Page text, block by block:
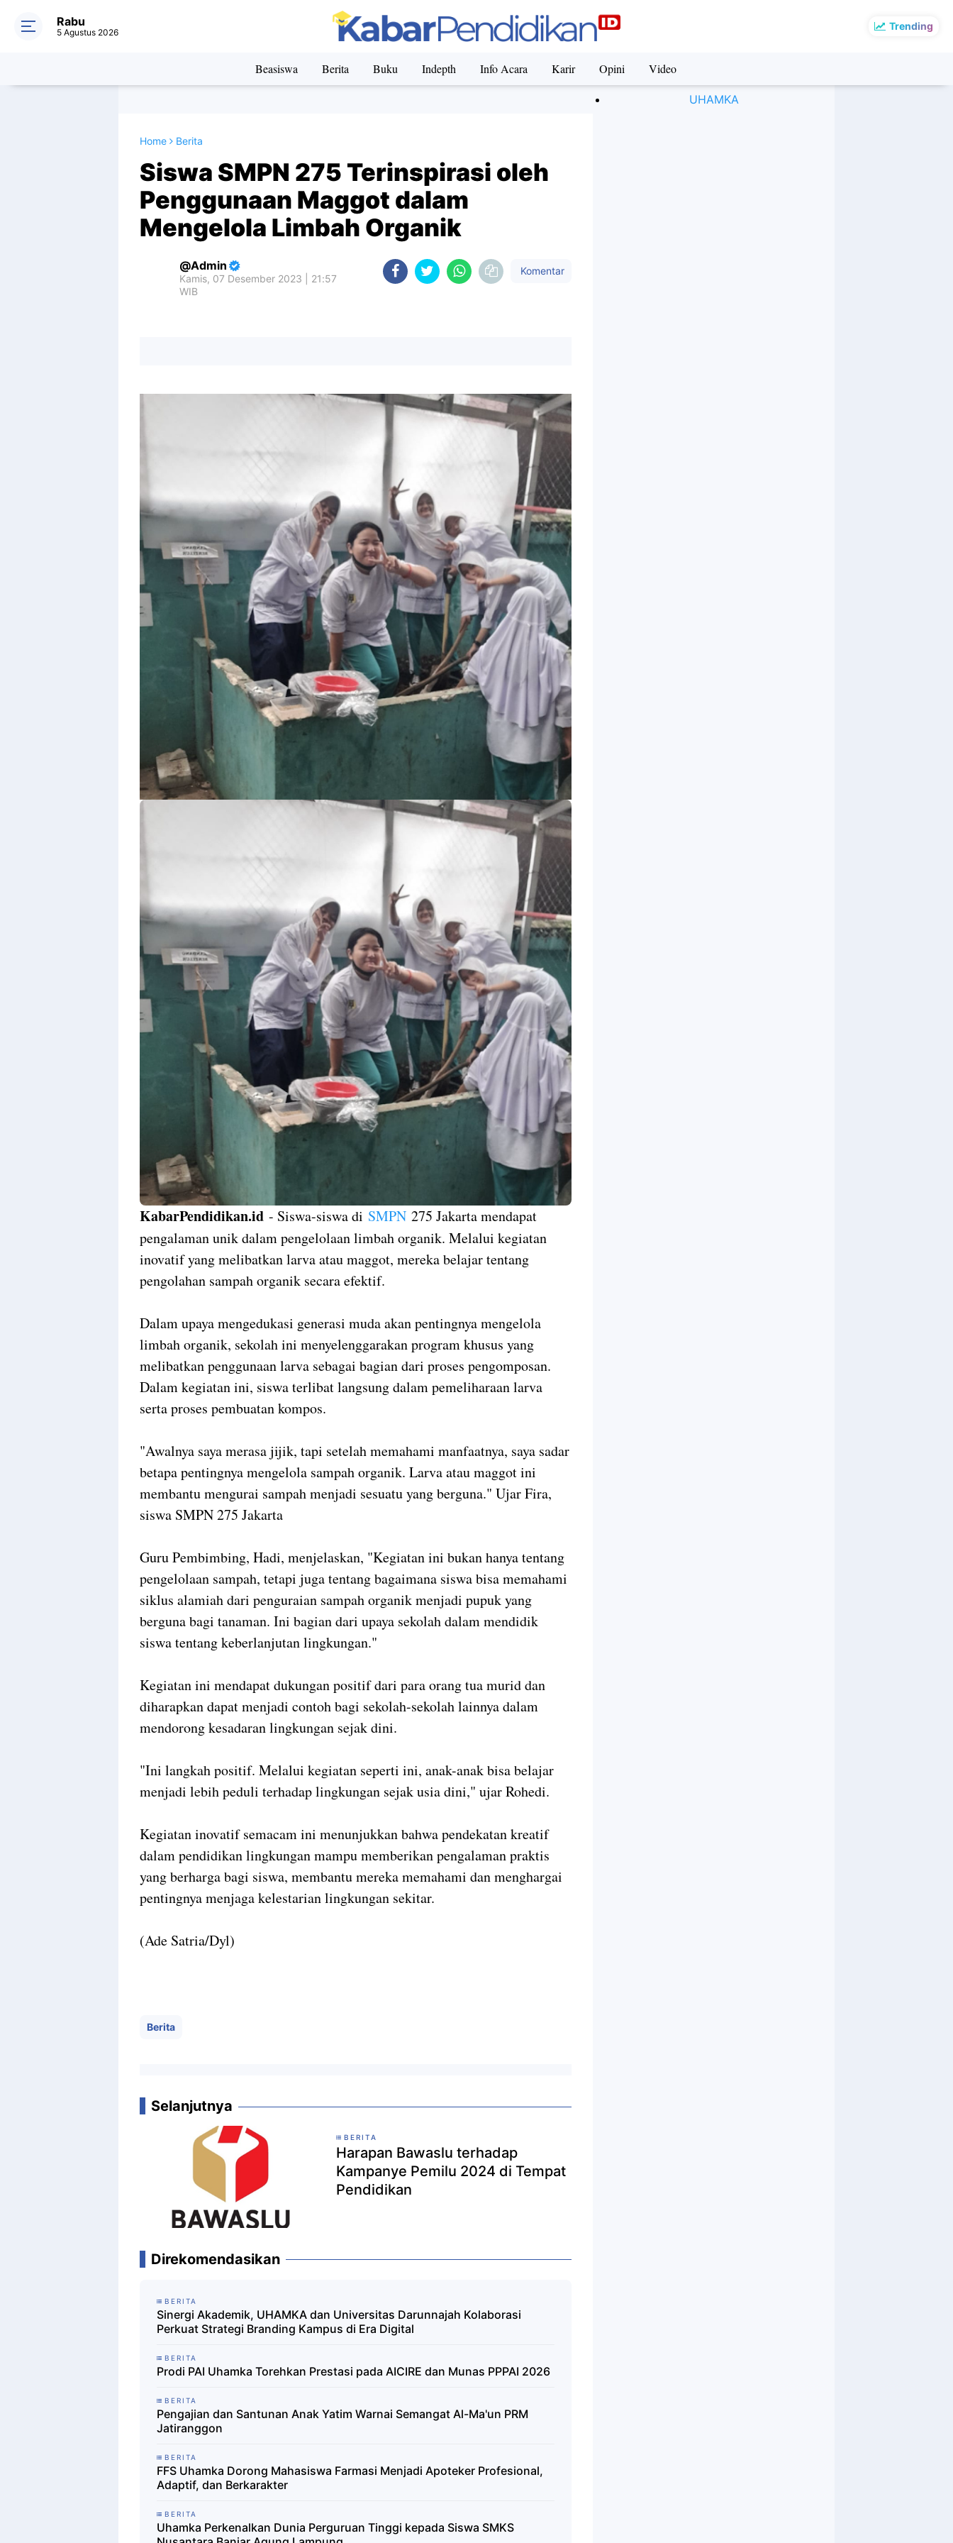
Trending
Rabu
5 Agustus 2026
Beasiswa Berita Buku Indepth Info Acara Karir Opini Video
Home Berita
Siswa SMPN 275 Terinspirasi oleh
Penggunaan Maggot dalam
Mengelola Limbah Organik
Admin
Kamis, 07 Desember 2023 | 21:57
WIB
Komentar
KabarPendidikan.id - Siswa-siswa di SMPN 275 Jakarta mendapat
pengalaman unik dalam pengelolaan limbah organik. Melalui kegiatan
inovatif yang melibatkan larva atau maggot, mereka belajar tentang
pengolahan sampah organik secara efektif.
Dalam upaya mengedukasi generasi muda akan pentingnya mengelola
limbah organik, sekolah ini menyelenggarakan program khusus yang
melibatkan penggunaan larva sebagai bagian dari proses pengomposan.
Dalam kegiatan ini, siswa terlibat langsung dalam pemeliharaan larva
serta proses pembuatan kompos.
"Awalnya saya merasa jijik, tapi setelah memahami manfaatnya, saya sadar
betapa pentingnya mengelola sampah organik. Larva atau maggot ini
membantu mengurai sampah menjadi sesuatu yang berguna." Ujar Fira,
siswa SMPN 275 Jakarta
Guru Pembimbing, Hadi, menjelaskan, "Kegiatan ini bukan hanya tentang
pengelolaan sampah, tetapi juga tentang bagaimana siswa bisa memahami
siklus alamiah dari penguraian sampah organik menjadi pupuk yang
berguna bagi tanaman. Ini bagian dari upaya sekolah dalam mendidik
siswa tentang keberlanjutan lingkungan."
Kegiatan ini mendapat dukungan positif dari para orang tua murid dan
diharapkan dapat menjadi contoh bagi sekolah-sekolah lainnya dalam
mendorong kesadaran lingkungan sejak dini.
"Ini langkah positif. Melalui kegiatan seperti ini, anak-anak bisa belajar
menjadi lebih peduli terhadap lingkungan sejak usia dini," ujar Rohedi.
Kegiatan inovatif semacam ini menunjukkan bahwa pendekatan kreatif
dalam pendidikan lingkungan mampu memberikan pengalaman praktis
yang berharga bagi siswa, membantu mereka memahami dan menghargai
pentingnya menjaga kelestarian lingkungan sekitar.
(Ade Satria/Dyl)
Berita
Selanjutnya
BERITA
Harapan Bawaslu terhadap
Kampanye Pemilu 2024 di Tempat
Pendidikan
Direkomendasikan
BERITA
Sinergi Akademik, UHAMKA dan Universitas Darunnajah Kolaborasi
Perkuat Strategi Branding Kampus di Era Digital
BERITA
Prodi PAI Uhamka Torehkan Prestasi pada AICIRE dan Munas PPPAI 2026
BERITA
Pengajian dan Santunan Anak Yatim Warnai Semangat Al-Ma'un PRM
Jatiranggon
BERITA
FFS Uhamka Dorong Mahasiswa Farmasi Menjadi Apoteker Profesional,
Adaptif, dan Berkarakter
BERITA
Uhamka Perkenalkan Dunia Perguruan Tinggi kepada Siswa SMKS
UHAMKA